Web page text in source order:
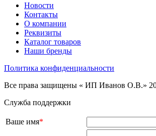
Новости
Контакты
О компании
Реквизиты
Каталог товаров
Наши бренды
Политика конфиденциальности
Все права защищены « ИП Иванов О.В.»
Служба поддержки
Ваше имя*